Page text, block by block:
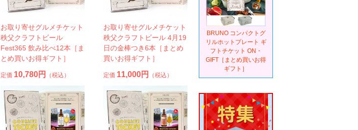
お取り寄せグルメチケット
秩父クラフトビール
Fest365 飲み比べ12本［ま
とめ買いお得ギフト］
定価 10,780円 （税込）
お取り寄せグルメチケット
秩父クラフトビール 4月19
日の金棒つき6本［まとめ
買いお得ギフト］
定価 11,000円 （税込）
BRUNO コンパクトグ
リルホットプレート ギ
フトチケット ON・
GIFT［まとめ買いお得
ギフト］